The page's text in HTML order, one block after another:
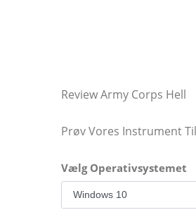
Review Army Corps Hell
Prøv Vores Instrument
Vælg Operativsystemet